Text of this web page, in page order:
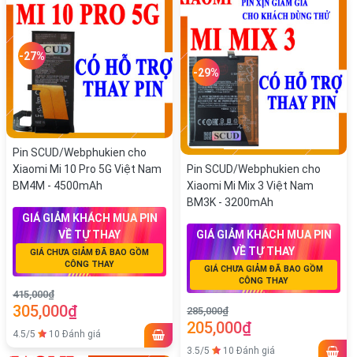
-27%
Pin SCUD/Webphukien cho
Xiaomi Mi 10 Pro 5G Việt Nam
BM4M - 4500mAh
GIÁ GIẢM KHÁCH MUA PIN
VỀ TỰ THAY
GIÁ CHƯA GIẢM ĐÃ BAO GỒM
CÔNG THAY
415,000₫
305,000₫
4.5/5 10 Đánh giá
-29%
Pin SCUD/Webphukien cho
Xiaomi Mi Mix 3 Việt Nam
BM3K - 3200mAh
GIÁ GIẢM KHÁCH MUA PIN
VỀ TỰ THAY
GIÁ CHƯA GIẢM ĐÃ BAO GỒM
CÔNG THAY
285,000₫
205,000₫
3.5/5 10 Đánh giá